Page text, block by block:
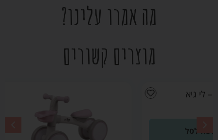
מה אמרו עלינו?
מוצרים קשורים
הראשונה שלי
Quatro Mini
Rider ורוד –